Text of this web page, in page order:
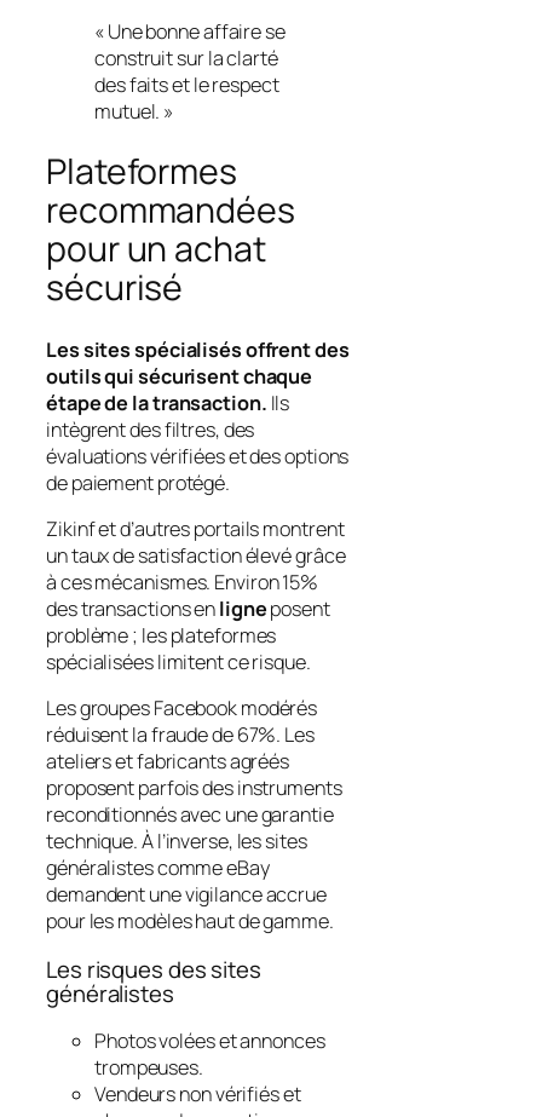
« Une bonne affaire se
construit sur la clarté
des faits et le respect
mutuel. »
Plateformes
recommandées
pour un achat
sécurisé
Les sites spécialisés offrent des
outils qui sécurisent chaque
étape de la transaction. Ils
intègrent des filtres, des
évaluations vérifiées et des options
de paiement protégé.
Zikinfet d’autres portails montrent
un taux de satisfaction élevé grâce
à ces mécanismes. Environ 15%
des transactions enligneposent
problème ; les plateformes
spécialisées limitent ce risque.
Les groupes Facebook modérés
réduisent la fraude de 67%. Les
ateliers et fabricants agréés
proposent parfois des instruments
reconditionnés avec une garantie
technique. À l’inverse, les sites
généralistes comme eBay
demandent une vigilance accrue
pour les modèles haut de gamme.
Les risques des sites
généralistes
Photos volées et annonces
trompeuses.
Vendeurs non vérifiés et